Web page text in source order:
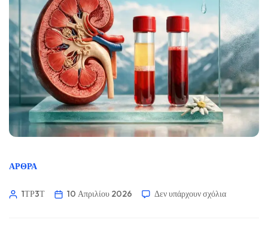
ΆΡΘΡΑ
1ΤΡ3Τ 10 Απριλίου 2026 Δεν υπάρχουν σχόλια